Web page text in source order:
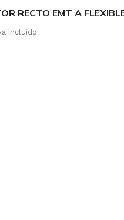
RECTO EMT A
Incluido